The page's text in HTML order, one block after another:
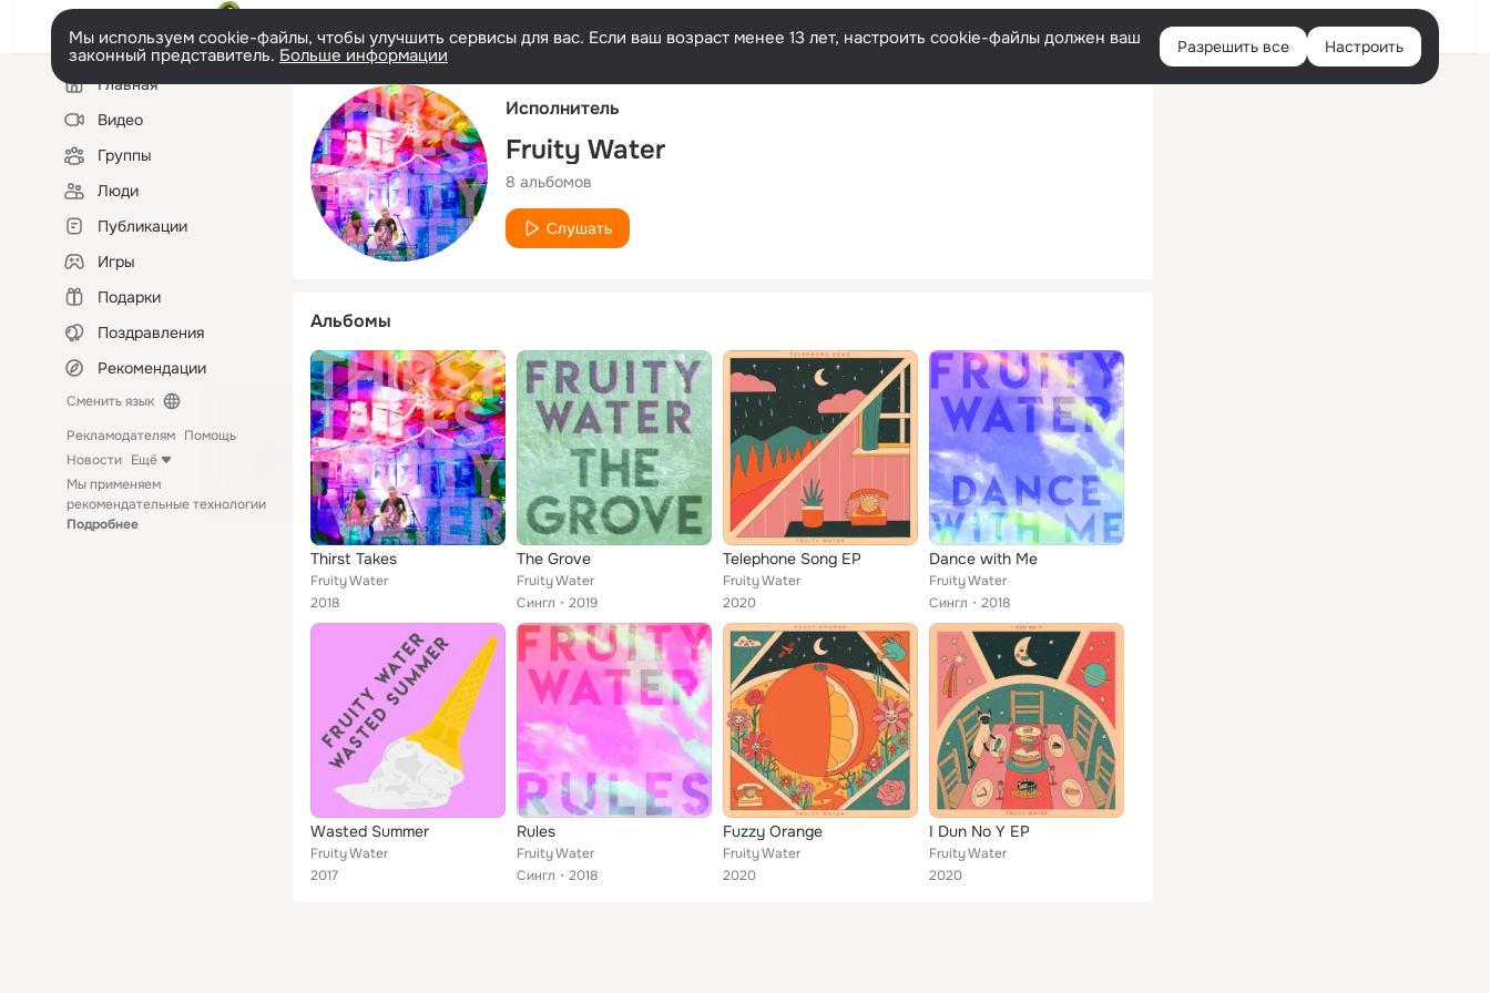
Русский Войти
Мы используем cookie-файлы, чтобы улучшить сервисы для вас. Если ваш возраст менее 13 лет, настроить cookie-файлы должен ваш
законный представитель. Больше информации Разрешить все Настроить
Левая
колонкаГлавная
Видео
Группы
Люди
Публикации
Игры
Подарки
Поздравления
Рекомендации
Сменить язык
Рекламодателям Помощь
Новости Ещё
Мы применяем
рекомендательные технологии
Подробнее
Исполнитель
Fruity Water
8 альбомов
Слушать
Альбомы
Thirst Takes
Fruity Water
2018
The Grove
Fruity Water
Сингл
2019
Telephone Song EP
Fruity Water
2020
Dance with Me
Fruity Water
Сингл
2018
Wasted Summer
Fruity Water
2017
Rules
Fruity Water
Сингл
2018
Fuzzy Orange
Fruity Water
2020
I Dun No Y EP
Fruity Water
2020